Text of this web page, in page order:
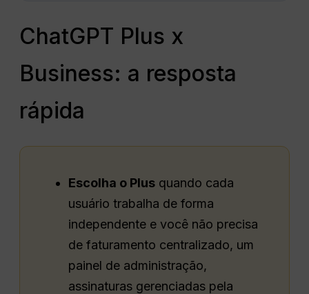
ChatGPT Plus x
Business: a resposta
rápida
Escolha o Plus quando cada
usuário trabalha de forma
independente e você não precisa
de faturamento centralizado, um
painel de administração,
assinaturas gerenciadas pela